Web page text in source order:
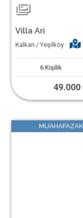
Villa Ari
Kalkan / Yeşilköy
6 Kişilik
49.000